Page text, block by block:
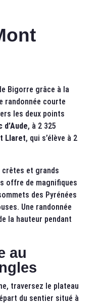
Bigorre grâce à la
randonnée courte
les deux points
d’Aude, à 2 325
Llaret, qui s’élève à 2
crêtes et grands
offre de magnifiques
des Pyrénées
Une randonnée
la hauteur pendant
au
traversez le plateau
du sentier situé à